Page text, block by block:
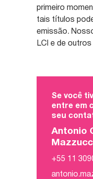
primeiro
tais títulos
emissão.
LCI e de
Se você
entre em
seu
Antonio
+55 11